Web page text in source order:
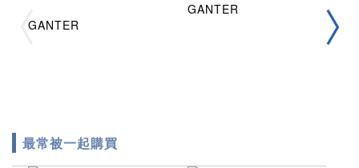
GANTER
GANTER
最常被一起購買